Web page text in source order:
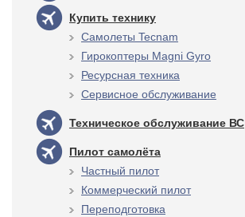
Купить технику
Самолеты Tecnam
Гирокоптеры Magni Gyro
Ресурсная техника
Сервисное обслуживание
Техническое обслуживание ВС
Пилот самолёта
Частный пилот
Коммерческий пилот
Переподготовка